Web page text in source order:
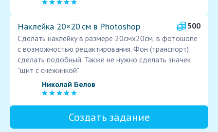
Наклейка 20×20 см в Photoshop
500
Сделать наклейку в размере 20смх20см, в фотошопе
с возможностью редактирования. Фон (транспорт)
сделать подобный. Также не нужно сделать значек
"щит с снежинкой"
Николай Белов
Создать задание